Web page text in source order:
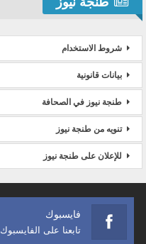
شروط الاستخدام
بيانات قانونية
طنجة نيوز في الصحافة
تنويه من طنجة نيوز
للإعلان على طنجة نيوز
فايسبوك
تابعنا على الفايسبوك